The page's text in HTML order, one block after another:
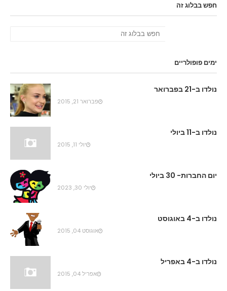
חפש בבלוג זה
ימים פופולריים
נולדו ב-21 בפברואר
פברואר 21, 2015
נולדו ב-11 ביולי
יולי 11, 2015
יום החברות- 30 ביולי
יולי 30, 2023
נולדו ב-4 באוגוסט
אוגוסט 04, 2015
נולדו ב-4 באפריל
אפריל 04, 2015